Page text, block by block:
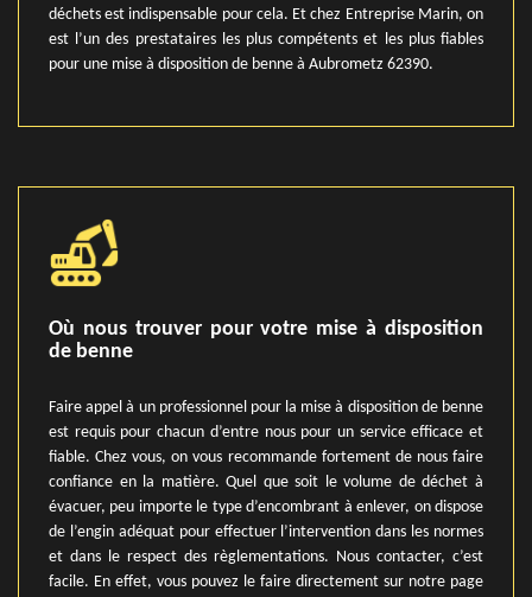
déchets est indispensable pour cela. Et chez Entreprise Marin, on
est l’un des prestataires les plus compétents et les plus fiables
pour une mise à disposition de benne à Aubrometz 62390.
Où nous trouver pour votre mise à disposition
de benne
Faire appel à un professionnel pour la mise à disposition de benne
est requis pour chacun d’entre nous pour un service efficace et
fiable. Chez vous, on vous recommande fortement de nous faire
confiance en la matière. Quel que soit le volume de déchet à
évacuer, peu importe le type d’encombrant à enlever, on dispose
de l’engin adéquat pour effectuer l’intervention dans les normes
et dans le respect des règlementations. Nous contacter, c’est
facile. En effet, vous pouvez le faire directement sur notre page